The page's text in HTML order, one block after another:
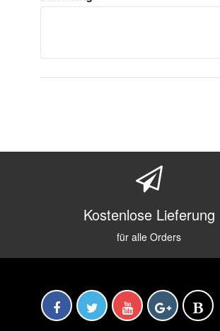
Kostenlose Lieferung
für alle Orders